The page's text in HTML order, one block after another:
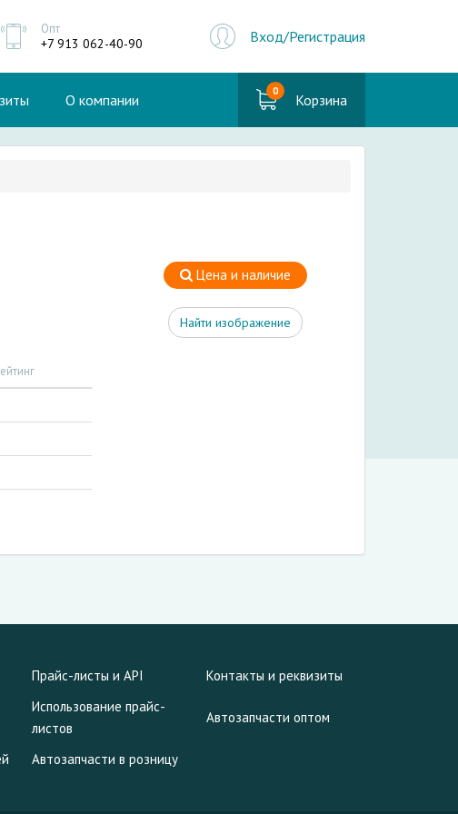
Опт
+7 913 062-40-90 Вход/Регистрация
О компании 0 Корзина
Цена и наличие
Найти изображение
Прайс-листы и API Контакты и реквизиты
Использование прайс-
листов
Автозапчасти оптом
Автозапчасти в розницу